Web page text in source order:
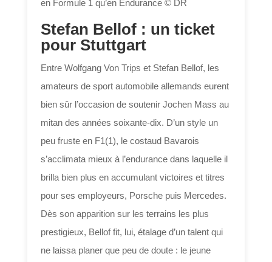
en Formule 1 qu’en Endurance © DR
Stefan Bellof : un ticket
pour Stuttgart
Entre Wolfgang Von Trips et Stefan Bellof, les
amateurs de sport automobile allemands eurent
bien sûr l’occasion de soutenir Jochen Mass au
mitan des années soixante-dix. D’un style un
peu fruste en F1(1), le costaud Bavarois
s’acclimata mieux à l’endurance dans laquelle il
brilla bien plus en accumulant victoires et titres
pour ses employeurs, Porsche puis Mercedes.
Dès son apparition sur les terrains les plus
prestigieux, Bellof fit, lui, étalage d’un talent qui
ne laissa planer que peu de doute : le jeune